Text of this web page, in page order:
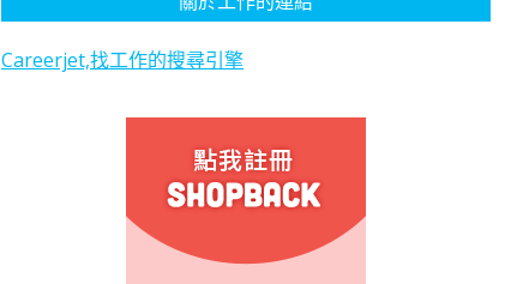
Careerjet,找工作的搜尋引擎